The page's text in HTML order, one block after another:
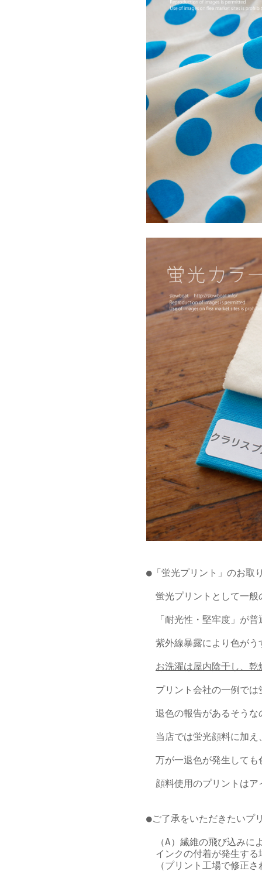
●「蛍光プリント」のお取
蛍光プリントとして一般
「耐光性・堅牢度」が普
紫外線暴露により色がう
お洗濯は屋内陰干し、
プリント会社の一例では
退色の報告があるそうな
当店では蛍光顔料に加え
万が一退色が発生しても
顔料使用のプリントはア
●ご了承をいただきたいプ
（A）繊維の飛び込みに
インクの付着が発生する
（プリント工場で修正さ